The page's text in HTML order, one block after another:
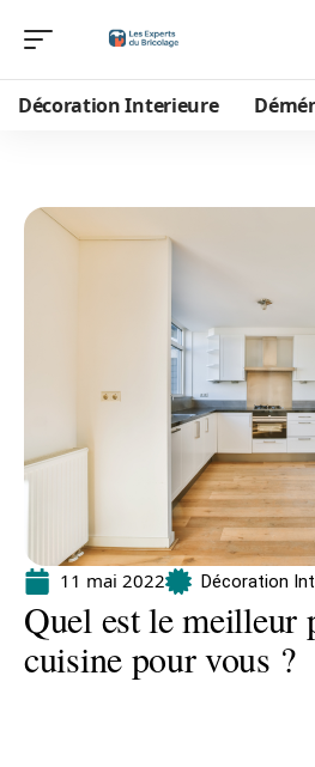
Décoration Interieure
11 mai 2022 Décoration
Quel est le meilleur
cuisine pour vous ?